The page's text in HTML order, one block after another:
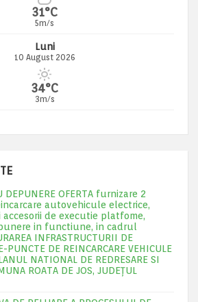
31°C
5m/s
Luni
10 August 2026
34°C
3m/s
DEPUNERE OFERTA furnizare 2
autovehicule electrice,
de executie platfome,
in functiune, in cadrul
INFRASTRUCTURII DE
PUNCTE DE REINCARCARE VEHICULE
NATIONAL DE REDRESARE SI
ROATA DE JOS, JUDEŢUL